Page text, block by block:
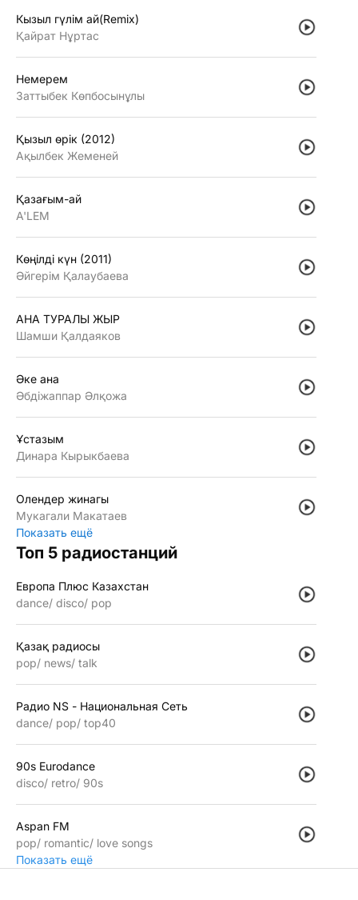
Кызыл гүлiм ай(Remix)
Қайрат Нұртас
Немерем
Заттыбек Көпбосынұлы
Қызыл өрiк (2012)
Ақылбек Жеменей
Қазағым-ай
A'LEM
Көңiлдi күн (2011)
Әйгерiм Қалаубаева
АНА ТУРАЛЫ ЖЫР
Шамши Қалдаяков
Әке ана
Әбдiжаппар Әлқожа
Ұстазым
Динара Кырыкбаева
Олендер жинагы
Мукагали Макатаев
Показать ещё
Топ 5 радиостанций
Европа Плюс Казахстан
dance disco pop
Қазақ радиосы
pop
news talk
Радио NS - Национальная Сеть
dance pop top40
90s Eurodance
disco retro 90s
Aspan FM
pop
romantic
love songs
Показать ещё